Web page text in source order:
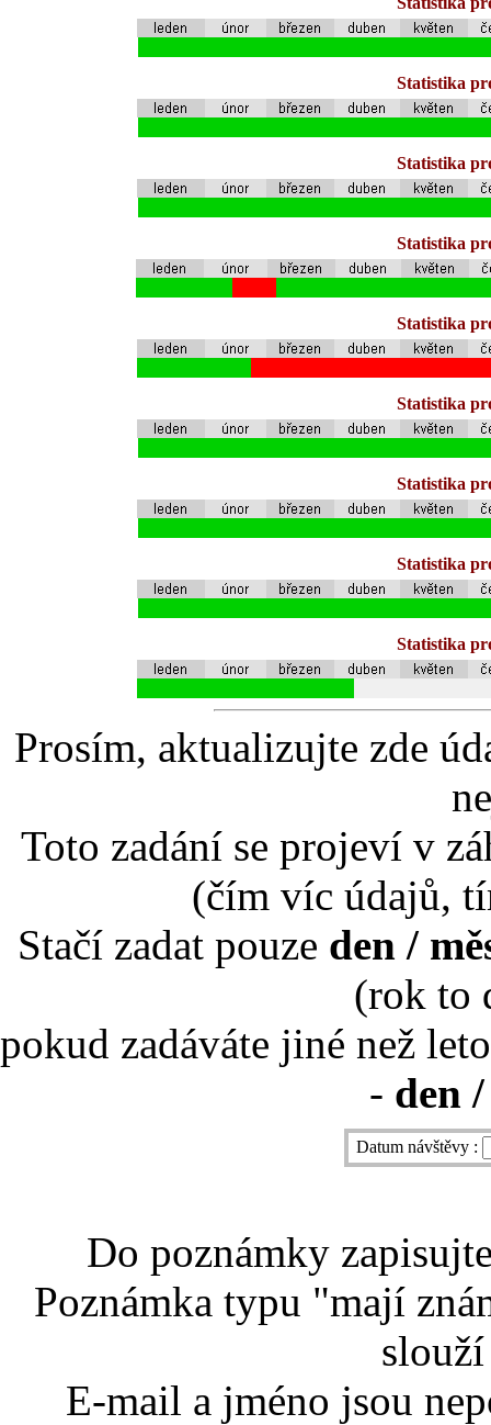
Statistika
Statistika
Statistika
Statistika
Statistika
Statistika
Statistika
Statistika
Prosím, aktualizujte zde
Toto zadání se projeví v
(čím víc údajů,
Stačí zadat pouze den /
(rok to
pokud zadáváte jiné než
- den
Datum návštěvy :
Do poznámky
Poznámka typu "mají
E-mail a jméno jsou